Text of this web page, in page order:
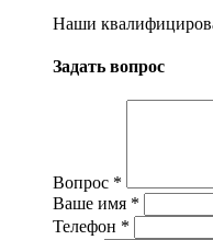
Наши
Задать вопрос
Вопрос *
Ваше имя *
Телефон *